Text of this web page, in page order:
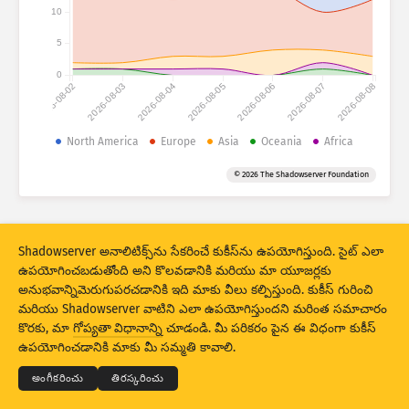
అటాక్ స్టాటిస్టిక్స్: డివైసెస్
సహాయం
సెట్ చేసిన డేటా
పరిమితి
దేశం ట్యాగ్
నవీకరణ రీసెట్
PNG గా డౌన్‌లోడ్ చేయండి
2026-08-02 2026-08-03 2026-08-04 2026-08-05 2026-08-06 2026-08-07 2026-08-08
0
5
10
North America Europe Asia Oceania Africa
© 2026 The Shadowserver Foundation
© 2026THE SHADOWSERVER FOUNDATION
గోప్యత మరియు షరతులు
మమ్మల్ని సంప్రదించండి: క్రెడిట్స్
Shadowserver అనాలిటిక్స్‌ను సేకరించే కుకీస్‌ను ఉపయోగిస్తుంది. సైట్ ఎలా
ఉపయోగించబడుతోంది అని కొలవడానికి మరియు మా యూజర్లకు
అనుభవాన్నిమెరుగుపరచడానికి ఇది మాకు వీలు కల్పిస్తుంది. కుకీస్ గురించి
మరియు Shadowserver వాటిని ఎలా ఉపయోగిస్తుందని మరింత సమాచారం
కొరకు, మా గోప్యతా విధానాన్ని చూడండి. మీ పరికరం పైన ఈ విధంగా కుకీస్
ఉపయోగించడానికి మాకు మీ సమ్మతి కావాలి.
అంగీకరించు తిరస్కరించు